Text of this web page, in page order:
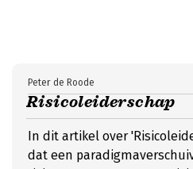
Risicoleiderschap
Peter de Roode
In dit artikel over
dat een